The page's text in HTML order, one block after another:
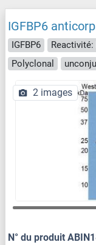
IGFBP6
IGFBP6 Reactivité:
Polyclonal
2 images
N° du produit